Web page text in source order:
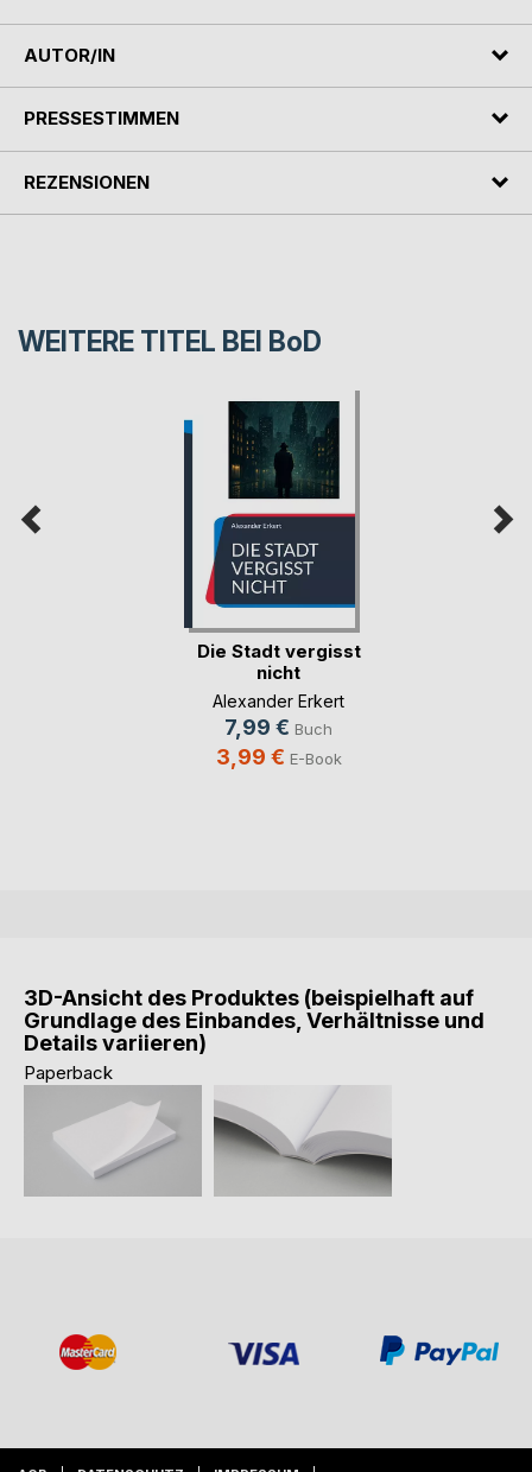
AUTOR/IN
PRESSESTIMMEN
REZENSIONEN
WEITERE TITEL BEI BoD
Die Stadt vergisst
nicht
Alexander Erkert
7,99 € Buch
3,99 € E-Book
3D-Ansicht des Produktes (beispielhaft auf
Grundlage des Einbandes, Verhältnisse und
Details variieren)
Paperback